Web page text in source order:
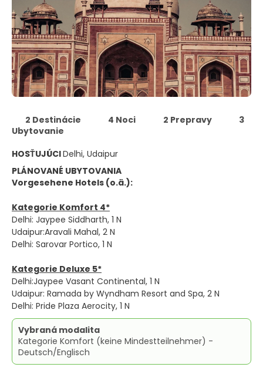
2 Destinácie 4 Noci 2 Prepravy
3
Ubytovanie
HOSŤUJÚCIDelhi, Udaipur
PLÁNOVANÉ UBYTOVANIA
Vorgesehene Hotels (o.ä.):
Kategorie Komfort 4*
Delhi: Jaypee Siddharth, 1 N
Udaipur:Aravali Mahal, 2 N
Delhi: Sarovar Portico, 1 N
Kategorie Deluxe 5*
Delhi:Jaypee Vasant Continental, 1 N
Udaipur: Ramada by Wyndham Resort and Spa, 2 N
Delhi: Pride Plaza Aerocity, 1 N
Vybraná modalita
Kategorie Komfort (keine Mindestteilnehmer) -
Deutsch/Englisch